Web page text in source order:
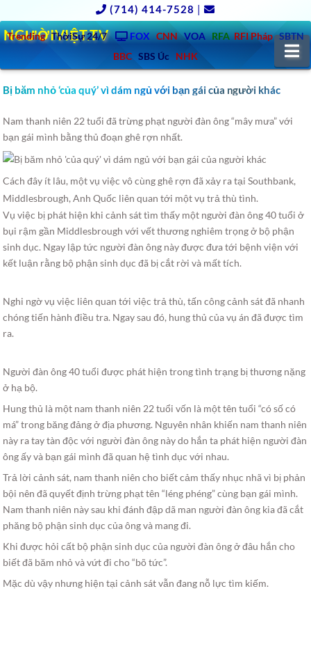
(714) 414-7528 |
Trending ThờiSự 24/7 FOX CNN VOA RFA RFI Pháp SBTN
BBC SBS Úc NHK
NGƯỜIVIỆT.TV
Bị băm nhỏ ‘của quý’ vì dám ngủ với bạn gái của người khác
Nam thanh niên 22 tuổi đã trừng phạt người đàn ông “mây mưa” với
bạn gái mình bằng thủ đoạn ghê rợn nhất.
Cách đây ít lâu, một vụ việc vô cùng ghê rợn đã xảy ra tại Southbank,
Middlesbrough, Anh Quốc liên quan tới một vụ trả thù tình.
Vụ việc bị phát hiện khi cảnh sát tìm thấy một người đàn ông 40 tuổi ở
bụi rậm gần Middlesbrough với vết thương nghiêm trọng ở bộ phận
sinh dục. Ngay lập tức người đàn ông này được đưa tới bệnh viện với
kết luận rằng bộ phận sinh dục đã bị cắt rời và mất tích.
Nghi ngờ vụ việc liên quan tới việc trả thù, tấn công cảnh sát đã nhanh
chóng tiến hành điều tra. Ngay sau đó, hung thủ của vụ án đã được tìm
ra.
Người đàn ông 40 tuổi được phát hiện trong tình trạng bị thương nặng
ở hạ bộ.
Hung thủ là một nam thanh niên 22 tuổi vốn là một tên tuổi “có số có
má” trong băng đảng ở địa phương. Nguyên nhân khiến nam thanh niên
này ra tay tàn độc với người đàn ông này do hắn ta phát hiện người đàn
ông ấy và bạn gái mình đã quan hệ tình dục với nhau.
Trả lời cảnh sát, nam thanh niên cho biết cảm thấy nhục nhã vì bị phản
bội nên đã quyết định trừng phạt tên “léng phéng” cùng bạn gái mình.
Nam thanh niên này sau khi đánh đập dã man người đàn ông kia đã cắt
phăng bộ phận sinh dục của ông và mang đi.
Khi được hỏi cất bộ phận sinh dục của người đàn ông ở đâu hắn cho
biết đã băm nhỏ và vứt đi cho “bõ tức”.
Mặc dù vậy nhưng hiện tại cảnh sát vẫn đang nỗ lực tìm kiếm.